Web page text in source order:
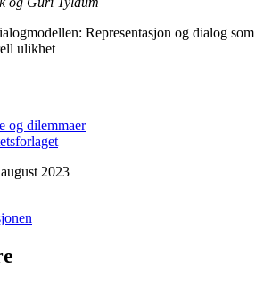
Representasjon og dialog som
ulikhet
2023